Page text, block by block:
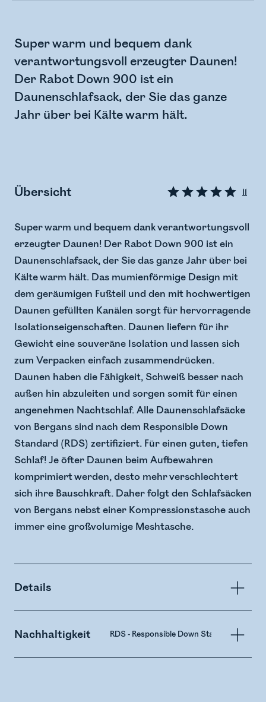
Super warm und bequem dank
verantwortungsvoll erzeugter Daunen!
Der Rabot Down 900 ist ein
Daunenschlafsack, der Sie das ganze
Jahr über bei Kälte warm hält.
Übersicht 11
Super warm und bequem dank verantwortungsvoll
erzeugter Daunen! Der Rabot Down 900 ist ein
Daunenschlafsack, der Sie das ganze Jahr über bei
Kälte warm hält. Das mumienförmige Design mit
dem geräumigen Fußteil und den mit hochwertigen
Daunen gefüllten Kanälen sorgt für hervorragende
Isolationseigenschaften. Daunen liefern für ihr
Gewicht eine souveräne Isolation und lassen sich
zum Verpacken einfach zusammendrücken.
Daunen haben die Fähigkeit, Schweiß besser nach
außen hin abzuleiten und sorgen somit für einen
angenehmen Nachtschlaf. Alle Daunenschlafsäcke
von Bergans sind nach dem Responsible Down
Standard (RDS) zertifiziert. Für einen guten, tiefen
Schlaf! Je öfter Daunen beim Aufbewahren
komprimiert werden, desto mehr verschlechtert
sich ihre Bauschkraft. Daher folgt den Schlafsäcken
von Bergans nebst einer Kompressionstasche auch
immer eine großvolumige Meshtasche.
Details
Nachhaltigkeit RDS - Responsible Down Standard